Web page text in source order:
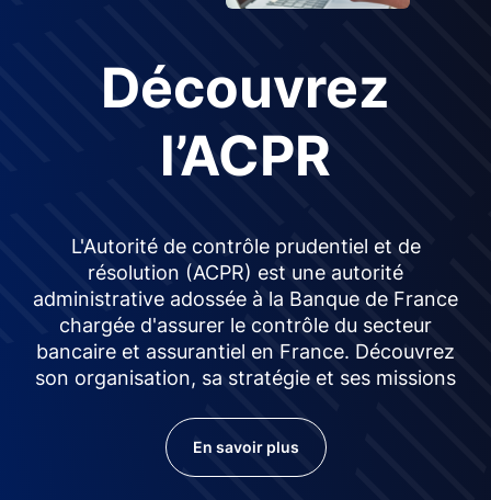
Découvrez
l’ACPR
L'Autorité de contrôle prudentiel et de
résolution (ACPR) est une autorité
administrative adossée à la Banque de France
chargée d'assurer le contrôle du secteur
bancaire et assurantiel en France. Découvrez
son organisation, sa stratégie et ses missions
En savoir plus